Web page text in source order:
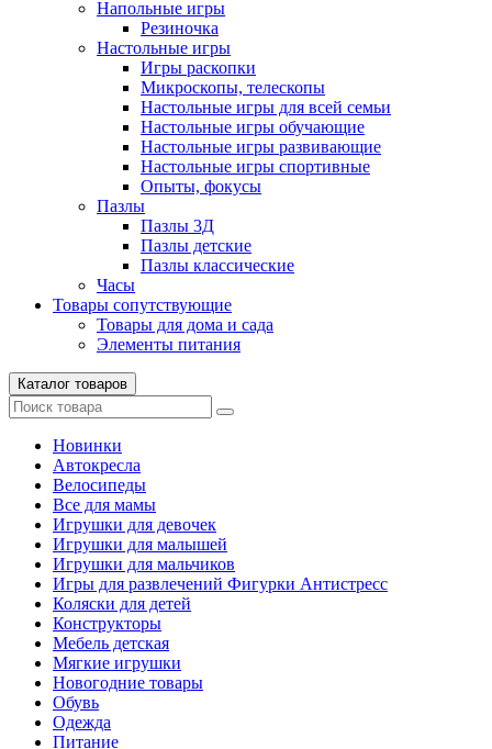
Напольные игры
Резиночка
Настольные игры
Игры раскопки
Микроскопы, телескопы
Настольные игры для всей семьи
Настольные игры обучающие
Настольные игры развивающие
Настольные игры спортивные
Опыты, фокусы
Пазлы
Пазлы 3Д
Пазлы детские
Пазлы классические
Часы
Товары сопутствующие
Товары для дома и сада
Элементы питания
Каталог товаров
Новинки
Автокресла
Велосипеды
Все для мамы
Игрушки для девочек
Игрушки для малышей
Игрушки для мальчиков
Игры для развлечений Фигурки Антистресс
Коляски для детей
Конструкторы
Мебель детская
Мягкие игрушки
Новогодние товары
Обувь
Одежда
Питание